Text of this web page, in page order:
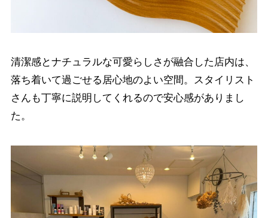
清潔感とナチュラルな可愛らしさが融合した店内は、
落ち着いて過ごせる居心地のよい空間。スタイリスト
さんも丁寧に説明してくれるので安心感がありまし
た。